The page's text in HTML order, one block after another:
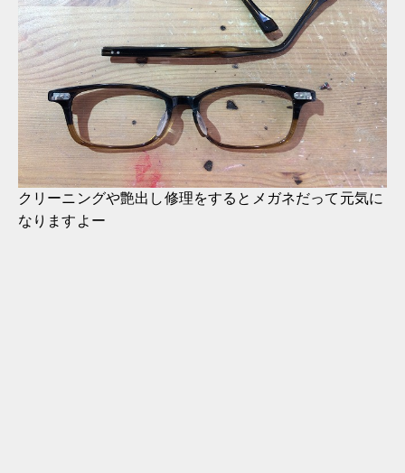
クリーニングや艶出し修理をするとメガネだって元気に
なりますよー